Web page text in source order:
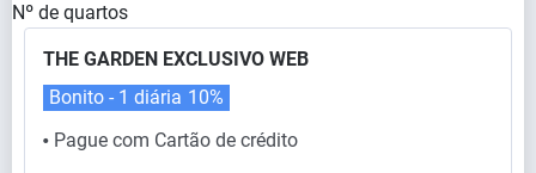
Nº de quartos
THE GARDEN EXCLUSIVO WEB
⬤ Pague com Cartão de crédito
Bonito - 1 diária 10%